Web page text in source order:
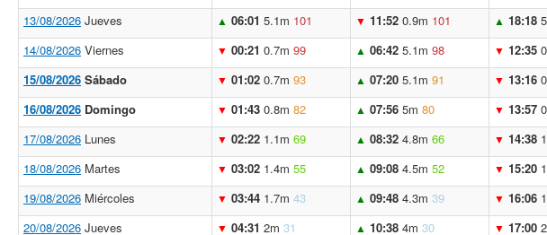
13/08/2026 Jueves ▲ 06:01 5.1m 101 ▼ 11:52 0.9m 101 ▲ 18:18
14/08/2026 Viernes ▼ 00:21 0.7m 99 ▲ 06:42 5.1m 98 ▼ 12:35
15/08/2026 Sábado ▼ 01:02 0.7m 93 ▲ 07:20 5.1m 91 ▼ 13:16
16/08/2026 Domingo ▼ 01:43 0.8m 82 ▲ 07:56 5m 80 ▼ 13:57
17/08/2026 Lunes ▼ 02:22 1.1m 69 ▲ 08:32 4.8m 66 ▼ 14:38
18/08/2026 Martes ▼ 03:02 1.4m 55 ▲ 09:08 4.5m 52 ▼ 15:20
19/08/2026 Miércoles ▼ 03:44 1.7m 43 ▲ 09:48 4.3m 39 ▼ 16:06
20/08/2026 Jueves ▼ 04:31 2m 31 ▲ 10:38 4m 30 ▼ 17:00